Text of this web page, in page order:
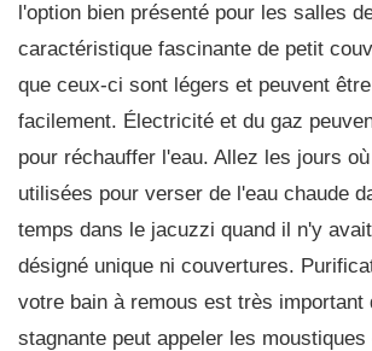
l'option bien présenté pour les salles
caractéristique fascinante de petit
que ceux-ci sont légers et peuvent
facilement. Électricité et du gaz
pour réchauffer l'eau. Allez les jours
utilisées pour verser de l'eau chaude
temps dans le jacuzzi quand il n'y
désigné unique ni couvertures.
votre bain à remous est très important
stagnante peut appeler les